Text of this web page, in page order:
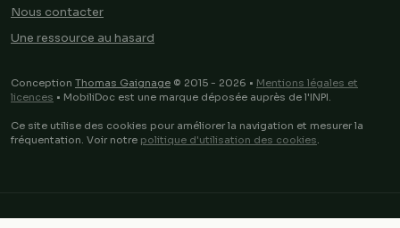
Nous contacter
Une ressource au hasard
Conception Thomas Gaignage © 2015 - 2026 • Mentions légales et
licences • MobiliDoc est une marque déposée auprès de l'INPI.
Ce site utilise des cookies pour améliorer la navigation et mesurer la
fréquentation. Voir notre politique d'utilisation des cookies.